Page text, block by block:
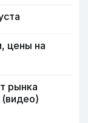
цены на
рынка